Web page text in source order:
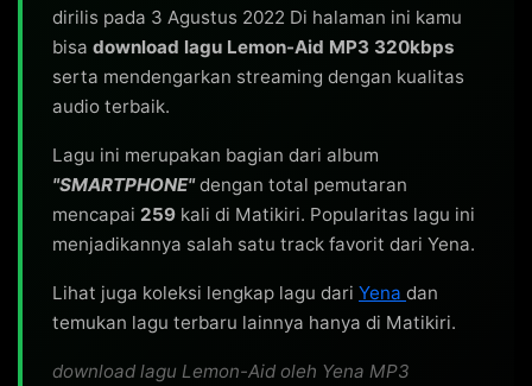
dirilis pada 3 Agustus 2022 Di halaman ini kamu
bisa download lagu Lemon-Aid MP3 320kbps
serta mendengarkan streaming dengan kualitas
audio terbaik.
Lagu ini merupakan bagian dari album
"SMARTPHONE"dengan total pemutaran
mencapai 259 kali di Matikiri. Popularitas lagu ini
menjadikannya salah satu track favorit dari Yena.
Lihat juga koleksi lengkap lagu dari Yena dan
temukan lagu terbaru lainnya hanya di Matikiri.
download lagu Lemon-Aid oleh Yena MP3